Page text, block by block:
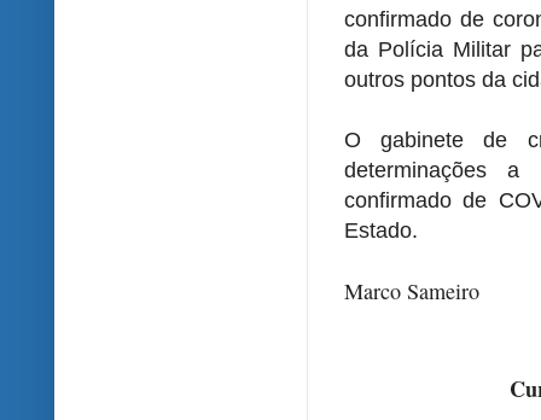
confirmado de
da Polícia Militar
outros pontos da
O gabinete de
determinações
confirmado de
Estado.
Marco Sameiro